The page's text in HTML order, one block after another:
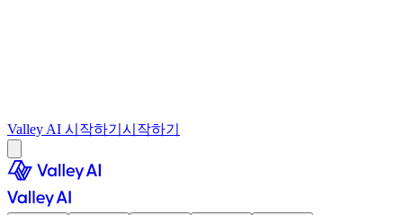
Valley AI 시작하기 시작하기